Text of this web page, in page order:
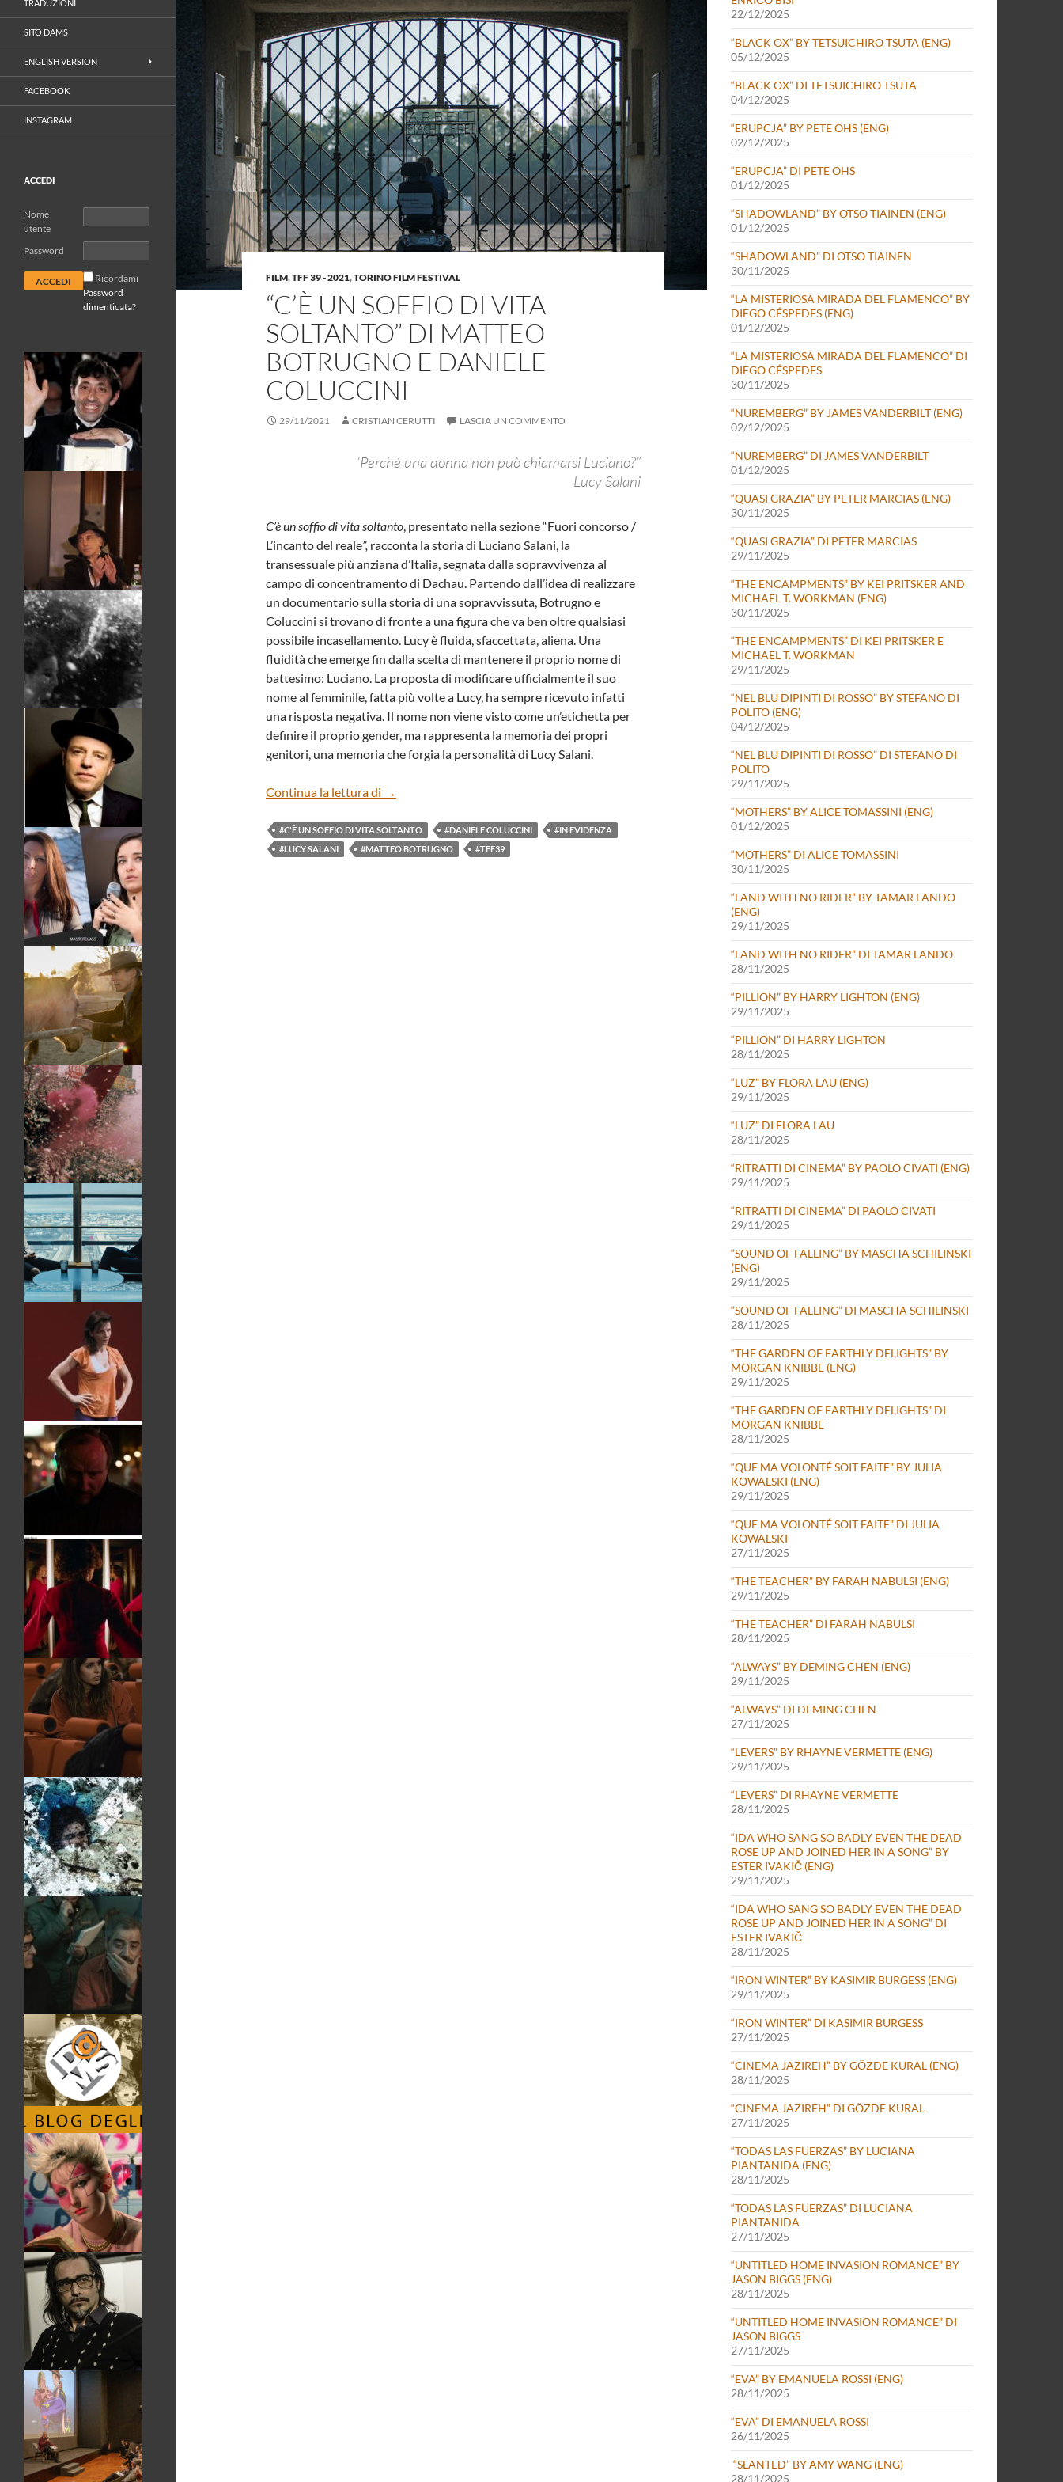
FILM,TFF 39 - 2021,TORINO FILM FESTIVAL
“C’È UN SOFFIO DI VITA
SOLTANTO” DI MATTEO
BOTRUGNO E DANIELE
COLUCCINI
29/11/2021 CRISTIAN CERUTTI LASCIA UN COMMENTO
“Perché una donna non può chiamarsi Luciano?”
Lucy Salani
C’è un soffio di vita soltanto, presentato nella sezione “Fuori concorso /
L’incanto del reale”, racconta la storia di Luciano Salani, la
transessuale più anziana d’Italia, segnata dalla sopravvivenza al
campo di concentramento di Dachau. Partendo dall’idea di realizzare
un documentario sulla storia di una sopravvissuta, Botrugno e
Coluccini si trovano di fronte a una figura che va ben oltre qualsiasi
possibile incasellamento. Lucy è fluida, sfaccettata, aliena. Una
fluidità che emerge fin dalla scelta di mantenere il proprio nome di
battesimo: Luciano. La proposta di modificare ufficialmente il suo
nome al femminile, fatta più volte a Lucy, ha sempre ricevuto infatti
una risposta negativa. Il nome non viene visto come un’etichetta per
definire il proprio gender, ma rappresenta la memoria dei propri
genitori, una memoria che forgia la personalità di Lucy Salani.
Continua la lettura di “C’È UN SOFFIO DI VITA SOLTANTO” DI MATTEO BOTRUGNO E DANIELE COLUCCINI
→
#C'È UN SOFFIO DI VITA SOLTANTO #DANIELE COLUCCINI
#IN EVIDENZA
#LUCY SALANI
#MATTEO BOTRUGNO #TFF39
22/12/2025
“BLACK OX” BY TETSUICHIRO TSUTA (ENG)
05/12/2025
“BLACK OX” DI TETSUICHIRO TSUTA
04/12/2025
“ERUPCJA” BY PETE OHS (ENG)
02/12/2025
“ERUPCJA” DI PETE OHS
01/12/2025
“SHADOWLAND” BY OTSO TIAINEN (ENG)
01/12/2025
“SHADOWLAND” DI OTSO TIAINEN
30/11/2025
“LA MISTERIOSA MIRADA DEL FLAMENCO” BY
DIEGO CÉSPEDES (ENG)
01/12/2025
“LA MISTERIOSA MIRADA DEL FLAMENCO” DI
DIEGO CÉSPEDES
30/11/2025
“NUREMBERG” BY JAMES VANDERBILT (ENG)
02/12/2025
“NUREMBERG” DI JAMES VANDERBILT
01/12/2025
“QUASI GRAZIA” BY PETER MARCIAS (ENG)
30/11/2025
“QUASI GRAZIA” DI PETER MARCIAS
29/11/2025
“THE ENCAMPMENTS” BY KEI PRITSKER AND
MICHAEL T. WORKMAN (ENG)
30/11/2025
“THE ENCAMPMENTS” DI KEI PRITSKER E
MICHAEL T. WORKMAN
29/11/2025
“NEL BLU DIPINTI DI ROSSO” BY STEFANO DI
POLITO (ENG)
04/12/2025
“NEL BLU DIPINTI DI ROSSO” DI STEFANO DI
POLITO
29/11/2025
“MOTHERS” BY ALICE TOMASSINI (ENG)
01/12/2025
“MOTHERS” DI ALICE TOMASSINI
30/11/2025
“LAND WITH NO RIDER” BY TAMAR LANDO
(ENG)
29/11/2025
“LAND WITH NO RIDER” DI TAMAR LANDO
28/11/2025
“PILLION” BY HARRY LIGHTON (ENG)
29/11/2025
“PILLION” DI HARRY LIGHTON
28/11/2025
“LUZ” BY FLORA LAU (ENG)
29/11/2025
“LUZ” DI FLORA LAU
28/11/2025
“RITRATTI DI CINEMA” BY PAOLO CIVATI (ENG)
29/11/2025
“RITRATTI DI CINEMA” DI PAOLO CIVATI
29/11/2025
“SOUND OF FALLING” BY MASCHA SCHILINSKI
(ENG)
29/11/2025
“SOUND OF FALLING” DI MASCHA SCHILINSKI
28/11/2025
“THE GARDEN OF EARTHLY DELIGHTS” BY
MORGAN KNIBBE (ENG)
29/11/2025
“THE GARDEN OF EARTHLY DELIGHTS” DI
MORGAN KNIBBE
28/11/2025
“QUE MA VOLONTÉ SOIT FAITE” BY JULIA
KOWALSKI (ENG)
29/11/2025
“QUE MA VOLONTÉ SOIT FAITE” DI JULIA
KOWALSKI
27/11/2025
“THE TEACHER” BY FARAH NABULSI (ENG)
29/11/2025
“THE TEACHER” DI FARAH NABULSI
28/11/2025
“ALWAYS” BY DEMING CHEN (ENG)
29/11/2025
“ALWAYS” DI DEMING CHEN
27/11/2025
“LEVERS” BY RHAYNE VERMETTE (ENG)
29/11/2025
“LEVERS” DI RHAYNE VERMETTE
28/11/2025
“IDA WHO SANG SO BADLY EVEN THE DEAD
ROSE UP AND JOINED HER IN A SONG” BY
ESTER IVAKIČ (ENG)
29/11/2025
“IDA WHO SANG SO BADLY EVEN THE DEAD
ROSE UP AND JOINED HER IN A SONG” DI
ESTER IVAKIČ
28/11/2025
“IRON WINTER” BY KASIMIR BURGESS (ENG)
29/11/2025
“IRON WINTER” DI KASIMIR BURGESS
27/11/2025
“CINEMA JAZIREH” BY GÖZDE KURAL (ENG)
28/11/2025
“CINEMA JAZIREH” DI GÖZDE KURAL
27/11/2025
“TODAS LAS FUERZAS” BY LUCIANA
PIANTANIDA (ENG)
28/11/2025
“TODAS LAS FUERZAS” DI LUCIANA
PIANTANIDA
27/11/2025
“UNTITLED HOME INVASION ROMANCE” BY
JASON BIGGS (ENG)
28/11/2025
“UNTITLED HOME INVASION ROMANCE” DI
JASON BIGGS
27/11/2025
“EVA” BY EMANUELA ROSSI (ENG)
28/11/2025
“EVA” DI EMANUELA ROSSI
26/11/2025
“SLANTED” BY AMY WANG (ENG)
28/11/2025
TRADUZIONI
SITO DAMS
ENGLISH VERSION
FACEBOOK
INSTAGRAM
ACCEDI
Nome
utente
Password
Ricordami
Password
dimenticata?